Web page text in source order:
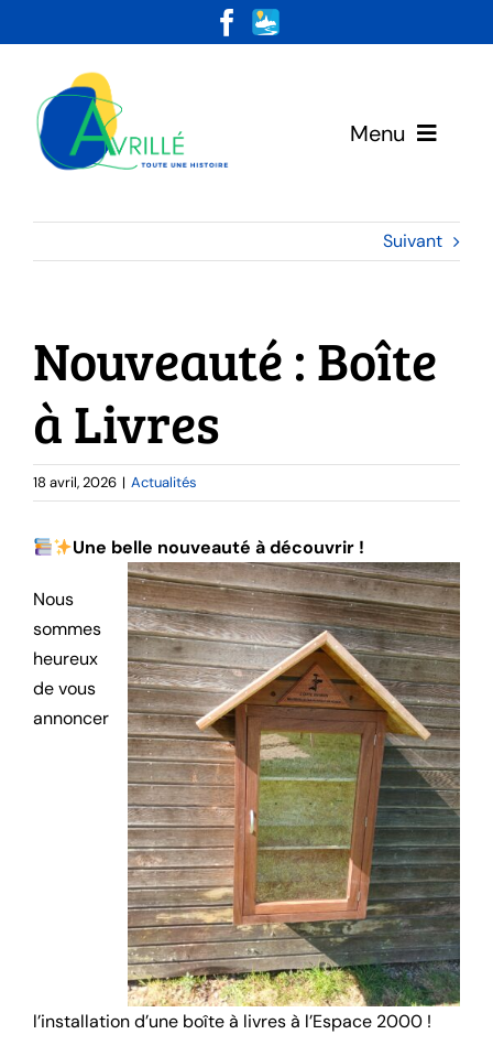
to
Menu
Vivre & Habiter
Loisirs & Découvertes
Suivant
Nouveauté : Boîte
à Livres
18 avril, 2026 | Actualités
Une belle nouveauté à découvrir !
Nous
sommes
heureux
de vous
annoncer
l’installation d’une boîte à livres à l’Espace 2000 !